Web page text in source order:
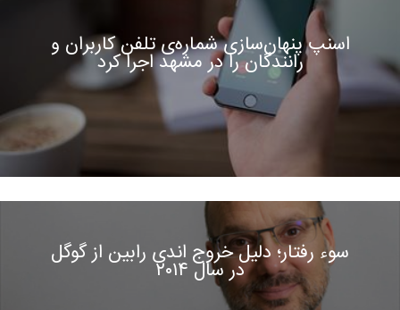
اسنپ پنهان‌سازی شماره‌ی تلفن کاربران و
رانندگان را در مشهد اجرا کرد
سوء رفتار؛ دلیل خروج اندی رابین از گوگل
در سال ۲۰۱۴